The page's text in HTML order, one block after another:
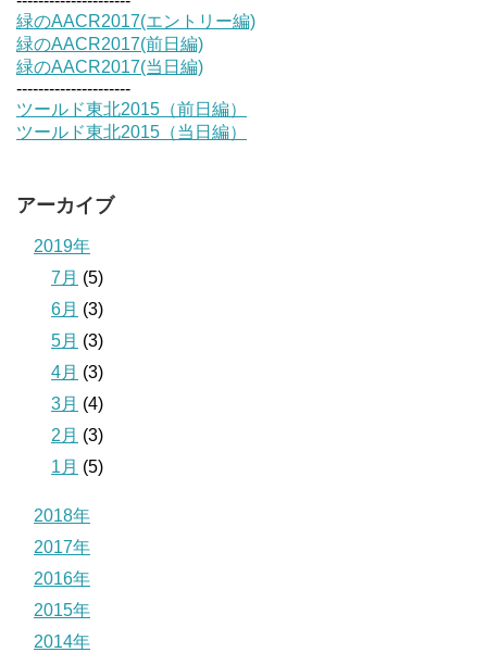
緑のAACR2017(エントリー編)
緑のAACR2017(前日編)
緑のAACR2017(当日編)
---------------------
ツールド東北2015（前日編）
ツールド東北2015（当日編）
アーカイブ
2019年
7月 (5)
6月 (3)
5月 (3)
4月 (3)
3月 (4)
2月 (3)
1月 (5)
2018年
2017年
2016年
2015年
2014年